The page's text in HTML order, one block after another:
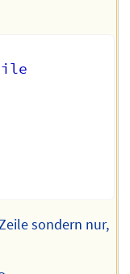
sondern nur,